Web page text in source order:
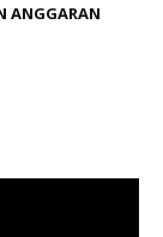
ANGGARAN